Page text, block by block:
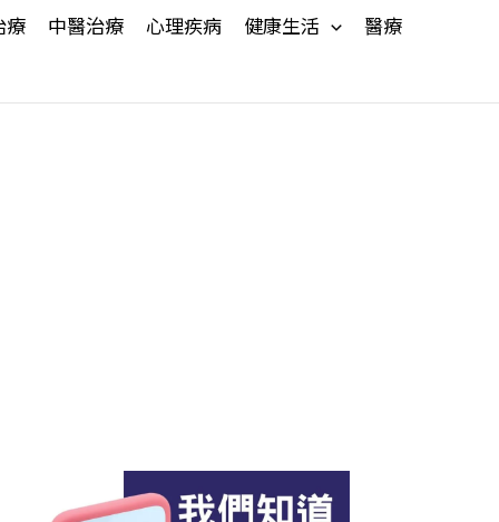
療 中醫治療 心理疾病 健康生活 醫療